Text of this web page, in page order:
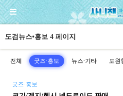
도검뉴스•홍보 4 페이지
전체 굿즈·홍보 뉴스·기타 도원
굿즈·홍보